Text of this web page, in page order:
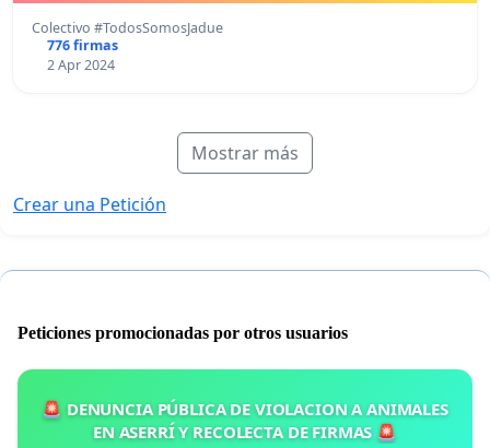
Colectivo #TodosSomosJadue
776 firmas
2 Apr 2024
Mostrar más
Crear una Petición
Peticiones promocionadas por otros usuarios
🚨 DENUNCIA PÚBLICA DE VIOLACION A ANIMALES
EN ASERRÍ Y RECOLECTA DE FIRMAS 🚨